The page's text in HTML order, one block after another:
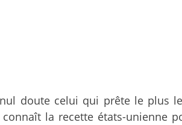
doute celui qui prête le plus
la recette états-unienne